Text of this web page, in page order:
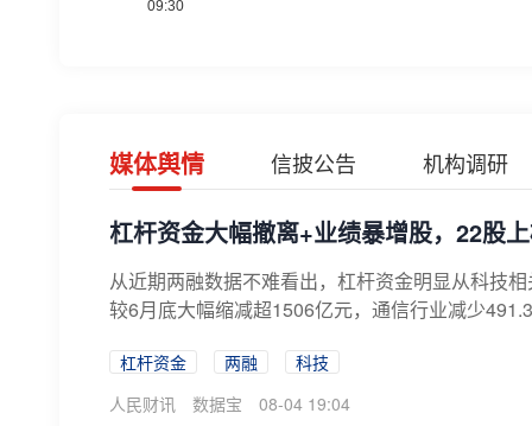
媒体舆情 信披公告 机构调研
杠杆资金大幅撤离+业绩暴增股，22股
从近期两融数据不难看出，杠杆资金明显从科技
较6月底大幅缩减超1506亿元，通信行业减少
杠杆资金 两融
科技
人民财讯
数据宝 08-04 19:04